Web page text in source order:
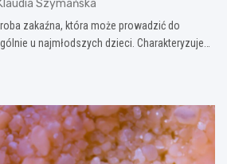
Szymańska
zakaźna, która może prowadzić do
u najmłodszych dzieci. Charakteryzuje…